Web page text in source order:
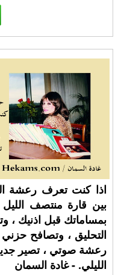
اذا كنت تعرف رعشة
بين قارة منتصف
بمساماتك قبل اذنيك
التحليق ، وتصافح
رعشة صوتي ، تصير
الليلي. - غادة السمان